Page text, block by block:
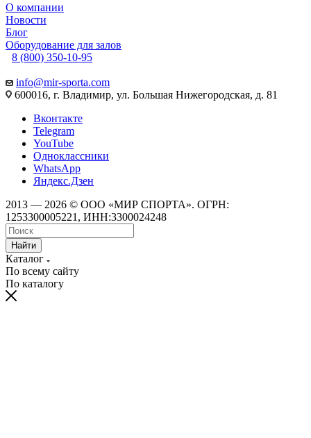
О компании
Новости
Блог
Оборудование для залов
8 (800) 350-10-95
info@mir-sporta.com
600016, г. Владимир, ул. Большая Нижегородская, д. 81
Вконтакте
Telegram
YouTube
Одноклассники
WhatsApp
Яндекс.Дзен
2013 — 2026 © ООО «МИР СПОРТА». ОГРН:
1253300005221, ИНН:3300024248
Найти
Каталог
По всему сайту
По каталогу